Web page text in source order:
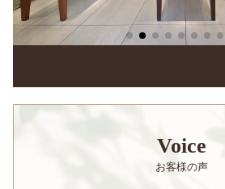
Voice
お客様の声